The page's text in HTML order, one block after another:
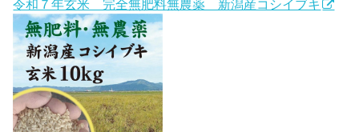
令和７年玄米 完全無肥料無農薬 新潟産コシイブキ